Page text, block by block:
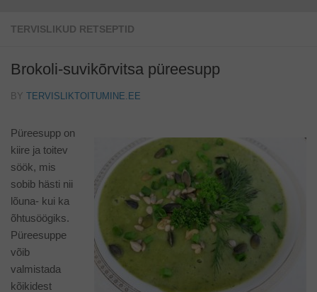
TERVISLIKUD RETSEPTID
Brokoli-suvikõrvitsa püreesupp
BY TERVISLIKTOITUMINE.EE
Püreesupp on
kiire ja toitev
söök, mis
sobib hästi nii
lõuna- kui ka
õhtusöögiks.
Püreesuppe
võib
valmistada
kõikidest